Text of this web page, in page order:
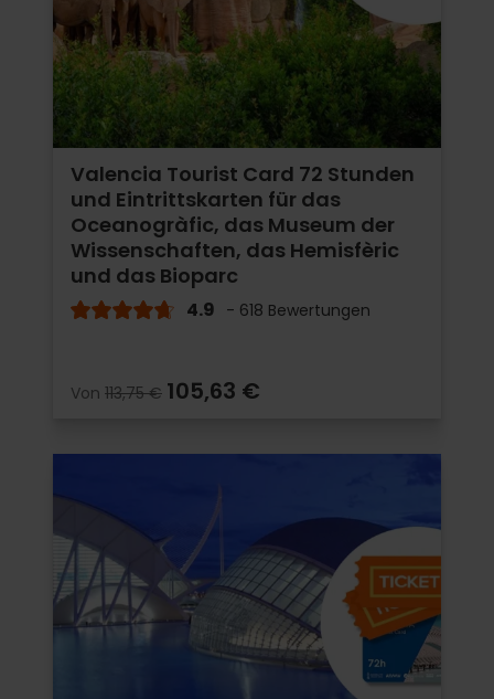
Valencia Tourist Card 72 Stunden
und Eintrittskarten für das
Oceanogràfic, das Museum der
Wissenschaften, das Hemisfèric
und das Bioparc
4.9 - 618 Bewertungen
Von 113,75 € 105,63 €